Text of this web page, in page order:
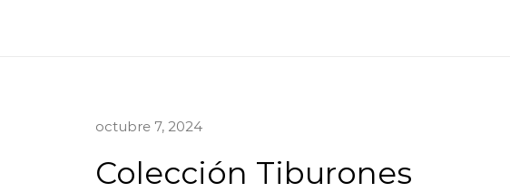
octubre 7, 2024
Colección Tiburones